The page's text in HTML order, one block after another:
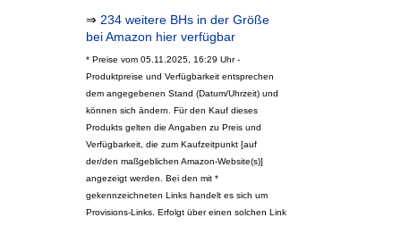
⇒ 234 weitere BHs in der Größe
bei Amazon hier verfügbar
* Preise vom 05.11.2025, 16:29 Uhr -
Produktpreise und Verfügbarkeit entsprechen
dem angegebenen Stand (Datum/Uhrzeit) und
können sich ändern. Für den Kauf dieses
Produkts gelten die Angaben zu Preis und
Verfügbarkeit, die zum Kaufzeitpunkt [auf
der/den maßgeblichen Amazon-Website(s)]
angezeigt werden. Bei den mit *
gekennzeichneten Links handelt es sich um
Provisions-Links. Erfolgt über einen solchen Link